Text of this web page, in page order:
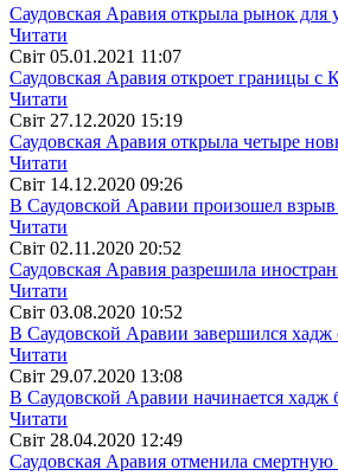
Саудовская Аравия открыла рынок
Читати
Свiт 05.01.2021 11:07
Саудовская Аравия откроет границы с
Читати
Свiт 27.12.2020 15:19
Саудовская Аравия открыла четыре
Читати
Свiт 14.12.2020 09:26
В Саудовской Аравии произошел взрыв
Читати
Свiт 02.11.2020 20:52
Саудовская Аравия разрешила
Читати
Свiт 03.08.2020 10:52
В Саудовской Аравии завершился
Читати
Свiт 29.07.2020 13:08
В Саудовской Аравии начинается хадж
Читати
Свiт 28.04.2020 12:49
Саудовская Аравия отменила